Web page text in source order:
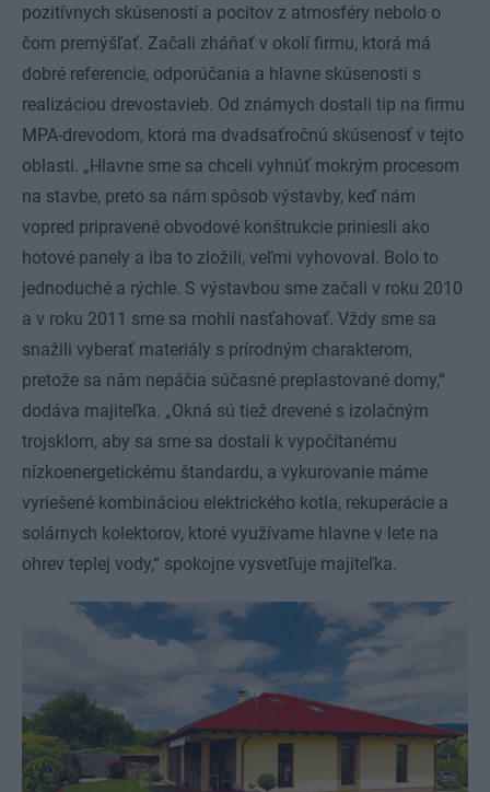
pozitívnych skúseností a pocitov z atmosféry nebolo o
čom premýšľať. Začali zháňať v okolí firmu, ktorá má
dobré referencie, odporúčania a hlavne skúsenosti s
realizáciou drevostavieb. Od známych dostali tip na firmu
MPA-drevodom, ktorá ma dvadsaťročnú skúsenosť v tejto
oblasti. „Hlavne sme sa chceli vyhnúť mokrým procesom
na stavbe, preto sa nám spôsob výstavby, keď nám
vopred pripravené obvodové konštrukcie priniesli ako
hotové panely a iba to zložili, veľmi vyhovoval. Bolo to
jednoduché a rýchle. S výstavbou sme začali v roku 2010
a v roku 2011 sme sa mohli nasťahovať. Vždy sme sa
snažili vyberať mate­riály s prírodným charakterom,
pretože sa nám nepáčia súčasné preplastované domy,“
dodáva majiteľka. „Okná sú tiež drevené s izolačným
trojsklom, aby sa sme sa dostali k vypočítanému
nízkoenergetickému štandardu, a vykurovanie máme
vyriešené kombináciou elektrického kotla, rekuperácie a
solárnych kolektorov, ktoré využívame hlavne v lete na
ohrev teplej vody,“ spokojne vysvetľuje majiteľka.